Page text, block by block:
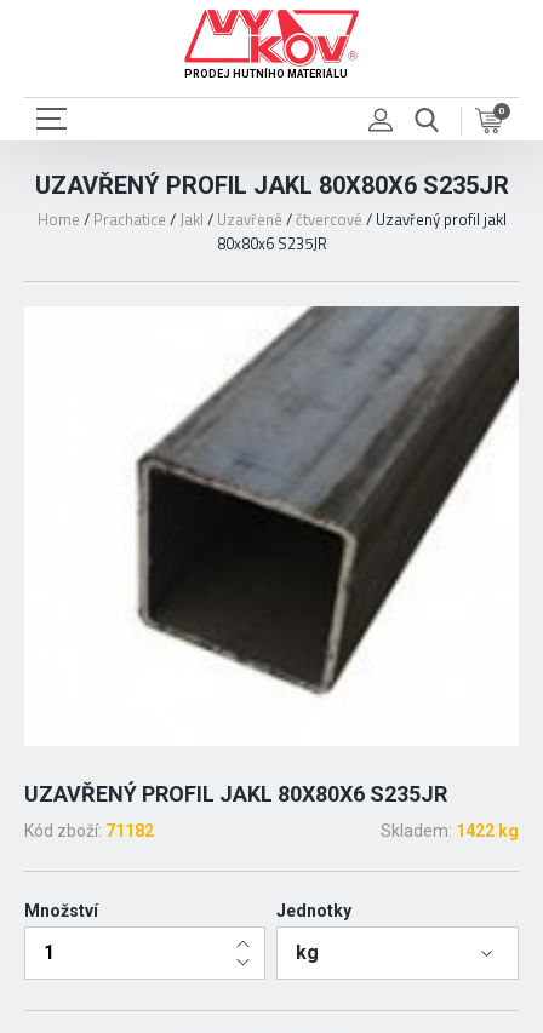
PRODEJ HUTNÍHO MATERIÁLU
0
UZAVŘENÝ PROFIL JAKL 80X80X6 S235JR
Home / Prachatice /Jakl / Uzavřené /čtvercové / Uzavřený profil jakl
80x80x6 S235JR
UZAVŘENÝ PROFIL JAKL 80X80X6 S235JR
Kód zboží: 71182 Skladem: 1422 kg
Množství Jednotky
kg